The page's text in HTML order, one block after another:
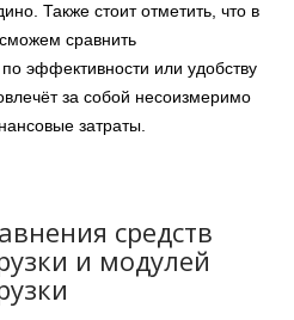
Также стоит отметить, что в
сравнить
эффективности или удобству
за собой несоизмеримо
затраты.
средств
и модулей